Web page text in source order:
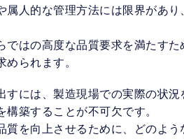
属人的な管理方法には限界があ
ではの高度な品質要求を満たす
られます。
すには、製造現場での実際の状況
構築することが不可欠です。
質を向上させるために、どのよ